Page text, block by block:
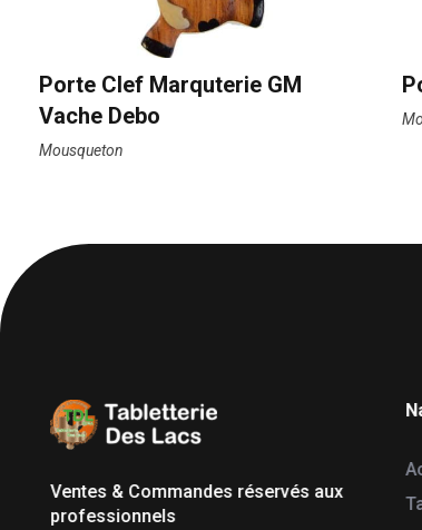
Porte Clef Marquterie GM
Vache Debo
Mousqueton
Ventes & Commandes réservés aux
professionnels